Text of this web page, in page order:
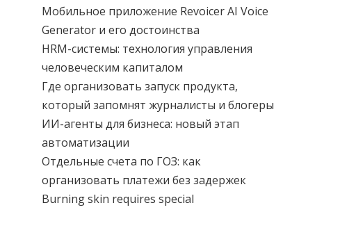
Мобильное приложение Revoicer AI Voice
Generator и его достоинства
HRM-системы: технология управления
человеческим капиталом
Где организовать запуск продукта,
который запомнят журналисты и блогеры
ИИ-агенты для бизнеса: новый этап
автоматизации
Отдельные счета по ГОЗ: как
организовать платежи без задержек
Burning skin requires special